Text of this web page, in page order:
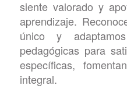
siente valorado y
aprendizaje.
único y
pedagógicas para
específicas,
integral.